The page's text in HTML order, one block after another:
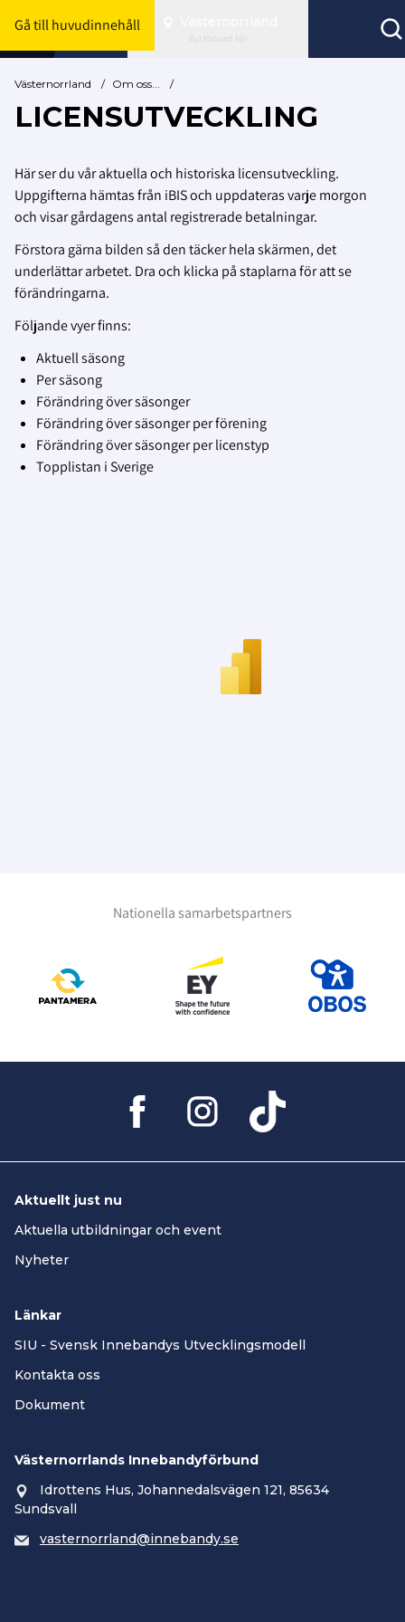
Gå till huvudinnehåll
Byt förbund här
Västernorrland / Om oss... /
LICENSUTVECKLING
Här ser du vår aktuella och historiska licensutveckling.
Uppgifterna hämtas från iBIS och uppdateras varje morgon
och visar gårdagens antal registrerade betalningar.
Förstora gärna bilden så den täcker hela skärmen, det
underlättar arbetet. Dra och klicka på staplarna för att se
förändringarna.
Följande vyer finns:
Aktuell säsong
Per säsong
Förändring över säsonger
Förändring över säsonger per förening
Förändring över säsonger per licenstyp
Topplistan i Sverige
Nationella samarbetspartners
Aktuellt just nu
Aktuella utbildningar och event
Nyheter
Länkar
SIU - Svensk Innebandys Utvecklingsmodell
Kontakta oss
Dokument
Västernorrlands Innebandyförbund
Idrottens Hus, Johannedalsvägen 121, 85634
Sundsvall
vasternorrland@innebandy.se